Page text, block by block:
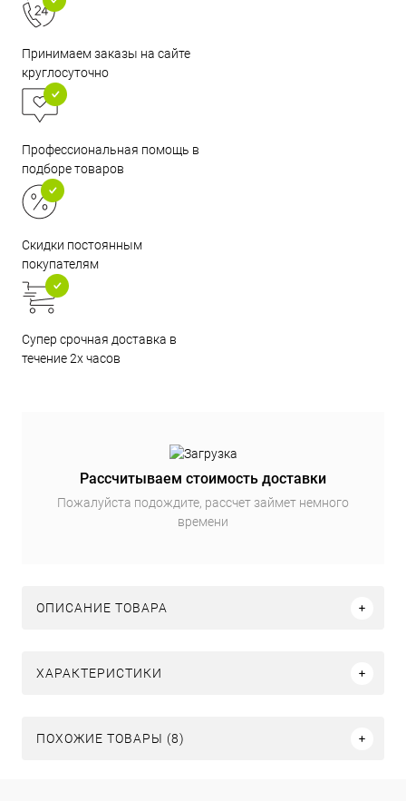
Принимаем заказы на сайте
круглосуточно
Профессиональная помощь в
подборе товаров
Скидки постоянным
покупателям
Супер срочная доставка в
течение 2х часов
Рассчитываем стоимость доставки
Пожалуйста подождите, рассчет займет немного
времени
ОПИСАНИЕ ТОВАРА
ХАРАКТЕРИСТИКИ
ПОХОЖИЕ ТОВАРЫ (8)